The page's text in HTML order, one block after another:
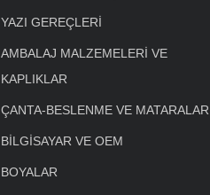
YAZI GEREÇLERİ
AMBALAJ MALZEMELERİ VE
KAPLIKLAR
ÇANTA-BESLENME VE MATARALAR
BİLGİSAYAR VE OEM
BOYALAR